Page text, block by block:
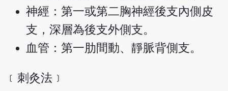
神經：第一或第二胸神經後支內側皮
支，深層為後支外側支。
血管：第一肋間動、靜脈背側支。
﹝刺灸法﹞